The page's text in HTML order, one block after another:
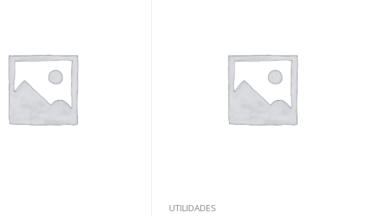
UTILIDADES